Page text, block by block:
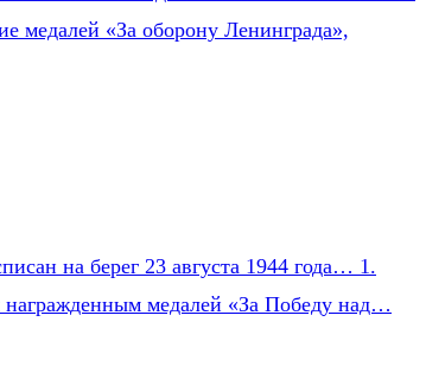
медалей «За оборону Ленинграда»,
на берег 23 августа 1944 года… 1.
награжденным медалей «За Победу над…